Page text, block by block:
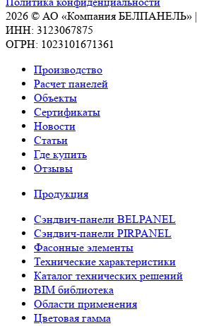
2026 © АО «Компания БЕЛПАНЕЛЬ» |
ИНН: 3123067875
ОГРН: 1023101671361
Производство
Расчет панелей
Объекты
Сертификаты
Новости
Статьи
Где купить
Отзывы
Продукция
Сэндвич-панели BELPANEL
Сэндвич-панели PIRPANEL
Фасонные элементы
Технические характеристики
Каталог технических решений
BIM библиотека
Области применения
Цветовая гамма